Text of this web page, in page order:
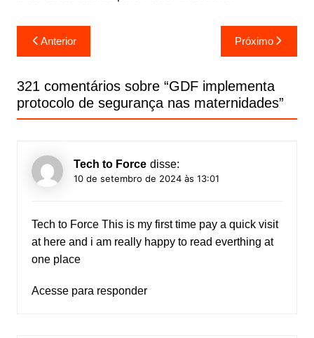
Navegação
de
Post
Anterior Próximo
321 comentários sobre “GDF implementa
protocolo de segurança nas maternidades”
Tech to Force disse:
10 de setembro de 2024 às 13:01
Tech to ForceThis is my first time pay a quick visit
at here and i am really happy to read everthing at
one place
Acesse para responder